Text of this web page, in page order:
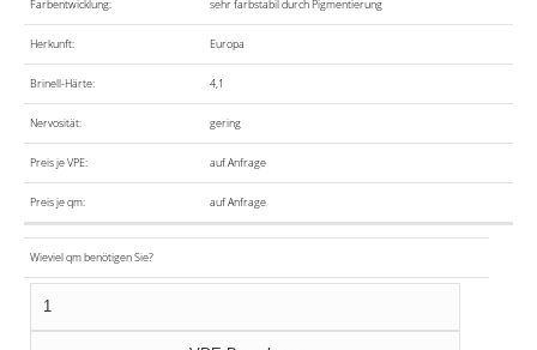
Farbentwicklung: sehr farbstabil durch Pigmentierung
Herkunft: Europa
Brinell-Härte: 4,1
Nervosität: gering
Preis je VPE: auf Anfrage
Preis je qm: auf Anfrage
Wieviel qm benötigen Sie?